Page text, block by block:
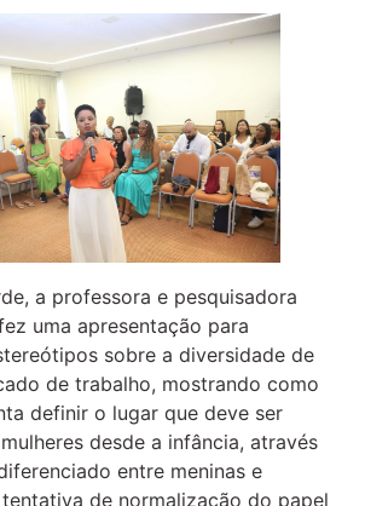
a professora e pesquisadora
uma apresentação para
sobre a diversidade de
de trabalho, mostrando como
definir o lugar que deve ser
desde a infância, através
entre meninas e
tentativa de normalização do papel